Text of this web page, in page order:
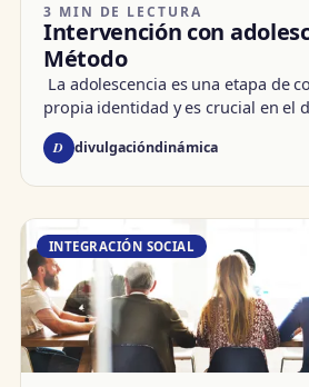
3 MIN DE LECTURA
Intervención con
Método
La adolescencia es una etapa de
propia identidad y es crucial en el
D divulgacióndinámica
INTEGRACIÓN SOCIAL